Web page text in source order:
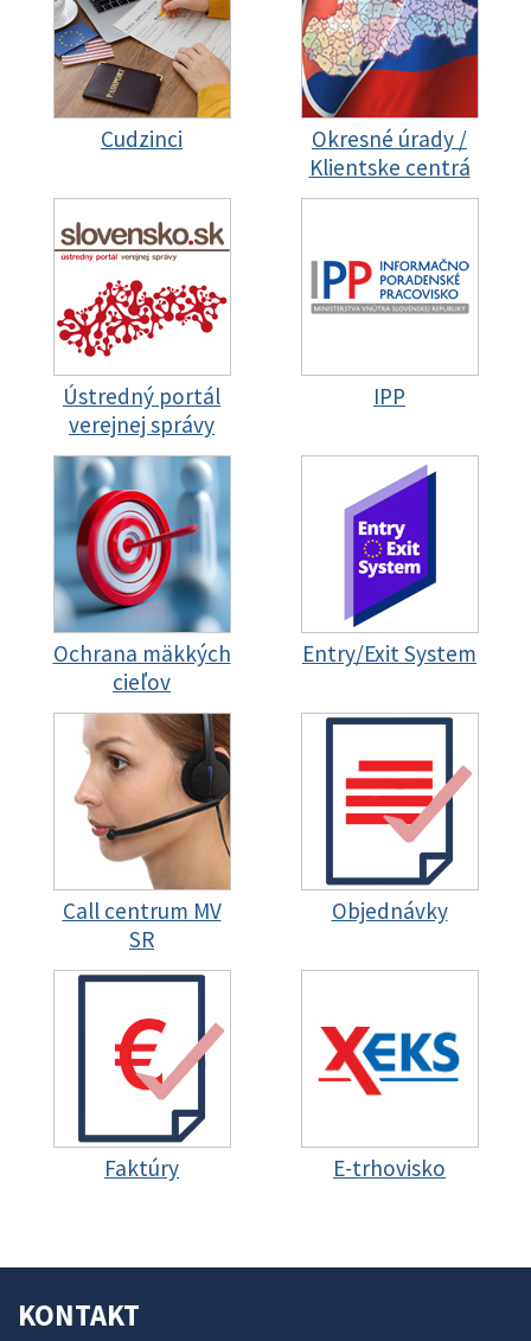
Cudzinci
Okresné úrady /
Klientske centrá
Ústredný portál
verejnej správy
IPP
Ochrana mäkkých
cieľov
Entry/Exit System
Call centrum MV
SR
Objednávky
Faktúry E-trhovisko
KONTAKT